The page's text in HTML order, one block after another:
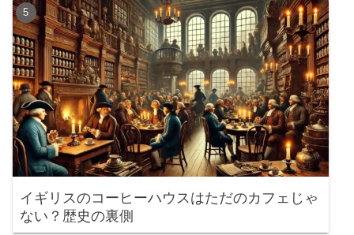
イギリスのコーヒーハウスはただのカフェじゃ
ない？歴史の裏側